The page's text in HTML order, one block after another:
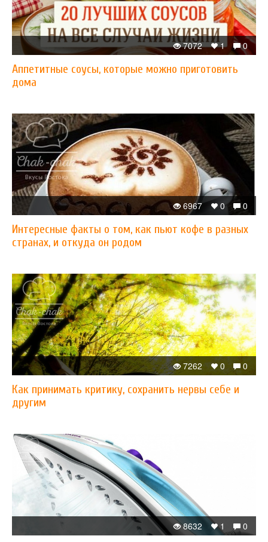
0
1
7072
Аппетитные соусы, которые можно приготовить
дома
0
0
6967
Интересные факты о том, как пьют кофе в разных
странах, и откуда он родом
0
0
7262
Как принимать критику, сохранить нервы себе и
другим
0
1
8632